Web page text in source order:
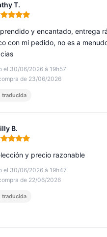
T.
5 de 5
el 30/06/2026 à 19h57
de 23/06/2026
y encantado, entrega
con mi pedido, no es a
traducida
B.
5 de 5
el 30/06/2026 à 19h47
de 22/06/2026
y precio razonable
traducida